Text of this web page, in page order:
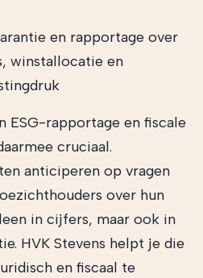
en rapportage over
winstallocatie en
ESG-rapportage en fiscale
cruciaal.
anticiperen op vragen
over hun
in cijfers, maar ook in
HVK Stevens helpt je die
en fiscaal te